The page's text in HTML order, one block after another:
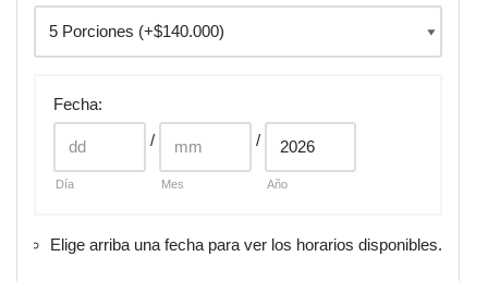
Fecha:
Día
/
Mes
/
Año
Elige arriba una fecha para ver los horarios disponibles.